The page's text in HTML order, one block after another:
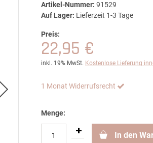
Artikel-Nummer: 91529
Auf Lager: Lieferzeit 1-3 Tage
Preis:
22,95 €
inkl. 19% MwSt. Kostenlose Lieferung
1 Monat Widerrufsrecht
Menge:
In den